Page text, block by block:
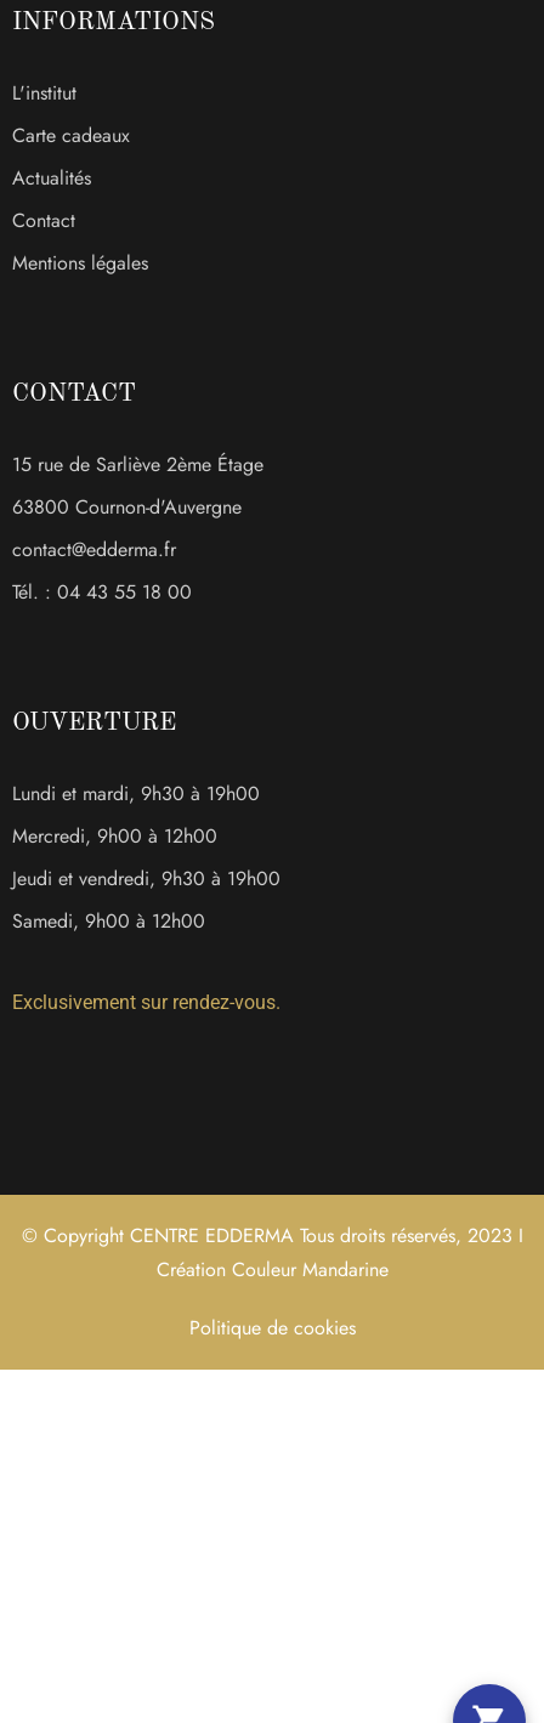
INFORMATIONS
L'institut
Carte cadeaux
Actualités
Contact
Mentions légales
CONTACT
15 rue de Sarliève 2ème Étage
63800 Cournon-d'Auvergne
contact@edderma.fr
Tél. : 04 43 55 18 00
OUVERTURE
Lundi et mardi, 9h30 à 19h00
Mercredi, 9h00 à 12h00
Jeudi et vendredi, 9h30 à 19h00
Samedi, 9h00 à 12h00
Exclusivement sur rendez-vous.
© Copyright CENTRE EDDERMA Tous droits réservés, 2023 I
Création Couleur Mandarine
Politique de cookies